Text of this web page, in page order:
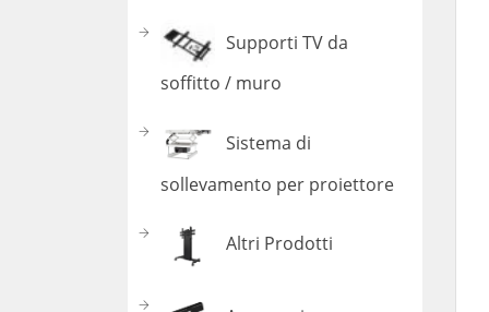
Supporti TV da
soffitto / muro
Sistema di
sollevamento per proiettore
Altri Prodotti